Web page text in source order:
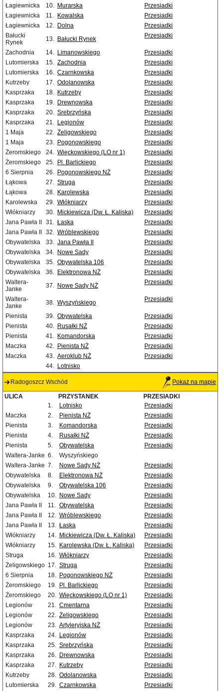
Łagiewnicka
10. Murarska
Przesiadki
Łagiewnicka
11. Kowalska
Przesiadki
Łagiewnicka
12. Dolna
Przesiadki
Bałucki
Rynek
13. Bałucki Rynek Przesiadki
Zachodnia 14. Limanowskiego
Przesiadki
Lutomierska
15. Zachodnia
Przesiadki
Lutomierska
16. Czarnkowska
Przesiadki
Kutrzeby
17. Odolanowska
Przesiadki
Kasprzaka
18. Kutrzeby
Przesiadki
Kasprzaka
19. Drewnowska
Przesiadki
Kasprzaka
20. Srebrzyńska
Przesiadki
Kasprzaka
21. Legionów
Przesiadki
1 Maja
22. Żeligowskiego
Przesiadki
1 Maja
23. Pogonowskiego
Przesiadki
Żeromskiego
24. Więckowskiego (LO nr 1)
Przesiadki
Żeromskiego
25. Pl. Barlickiego
Przesiadki
6 Sierpnia
26. Pogonowskiego NŻ
Przesiadki
Łąkowa
27. Struga
Przesiadki
Łąkowa
28. Karolewska
Przesiadki
Karolewska
29. Włókniarzy
Przesiadki
Włókniarzy
30. Mickiewicza (Dw. Ł. Kaliska)
Przesiadki
Jana Pawła II
31. Łaska
Przesiadki
Jana Pawła II
32. Wróblewskiego
Przesiadki
Obywatelska
33. Jana Pawła II
Przesiadki
Obywatelska
34. Nowe Sady
Przesiadki
Obywatelska
35. Obywatelska 106
Przesiadki
Obywatelska
36. Elektronowa NŻ
Przesiadki
Waltera-
Janke
37. Nowe Sady NŻ Przesiadki
Waltera-
Janke
38. Wyszyńskiego Przesiadki
Pienista 39. Obywatelska
Przesiadki
Pienista
40. Rusałki NŻ
Przesiadki
Pienista
41. Komandorska
Przesiadki
Maczka
42. Pienista NŻ
Przesiadki
Maczka
43. Aeroklub NŻ
Przesiadki
44. Lotnisko
Radogoszcz Wschód Pokaż na mapie
ULICA PRZYSTANEK
PRZESIADKI
1.
Lotnisko
Przesiadki
Maczka
2. Pienista NŻ
Przesiadki
Pienista
3. Komandorska
Przesiadki
Pienista
4. Rusałki NŻ
Przesiadki
Pienista
5. Obywatelska
Przesiadki
Waltera-Janke 6.
Wyszyńskiego
Waltera-Janke 7. Nowe Sady NŻ
Przesiadki
Obywatelska
8. Elektronowa NŻ
Przesiadki
Obywatelska
9. Obywatelska 106
Przesiadki
Obywatelska
10. Nowe Sady
Przesiadki
Jana Pawła II
11. Obywatelska
Przesiadki
Jana Pawła II
12. Wróblewskiego
Przesiadki
Jana Pawła II
13. Łaska
Przesiadki
Włókniarzy
14. Mickiewicza (Dw. Ł. Kaliska)
Przesiadki
Włókniarzy
15. Karolewska (Dw. Ł. Kaliska)
Przesiadki
Struga
16. Włókniarzy
Przesiadki
Żeligowskiego 17. Struga
Przesiadki
6 Sierpnia
18. Pogonowskiego NŻ
Przesiadki
Żeromskiego
19. Pl. Barlickiego
Przesiadki
Żeromskiego
20. Więckowskiego (LO nr 1)
Przesiadki
Legionów
21. Cmentarna
Przesiadki
Legionów
22. Żeligowskiego
Przesiadki
Legionów
23. Artyleryjska NŻ
Przesiadki
Kasprzaka
24. Legionów
Przesiadki
Kasprzaka
25. Srebrzyńska
Przesiadki
Kasprzaka
26. Drewnowska
Przesiadki
Kasprzaka
27. Kutrzeby
Przesiadki
Kutrzeby
28. Odolanowska
Przesiadki
Lutomierska
29. Czarnkowska Przesiadki